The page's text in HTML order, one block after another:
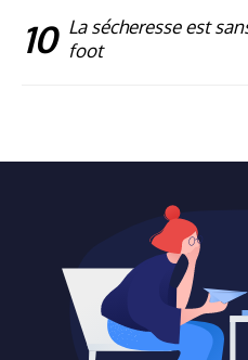
10 La sécheresse est
foot